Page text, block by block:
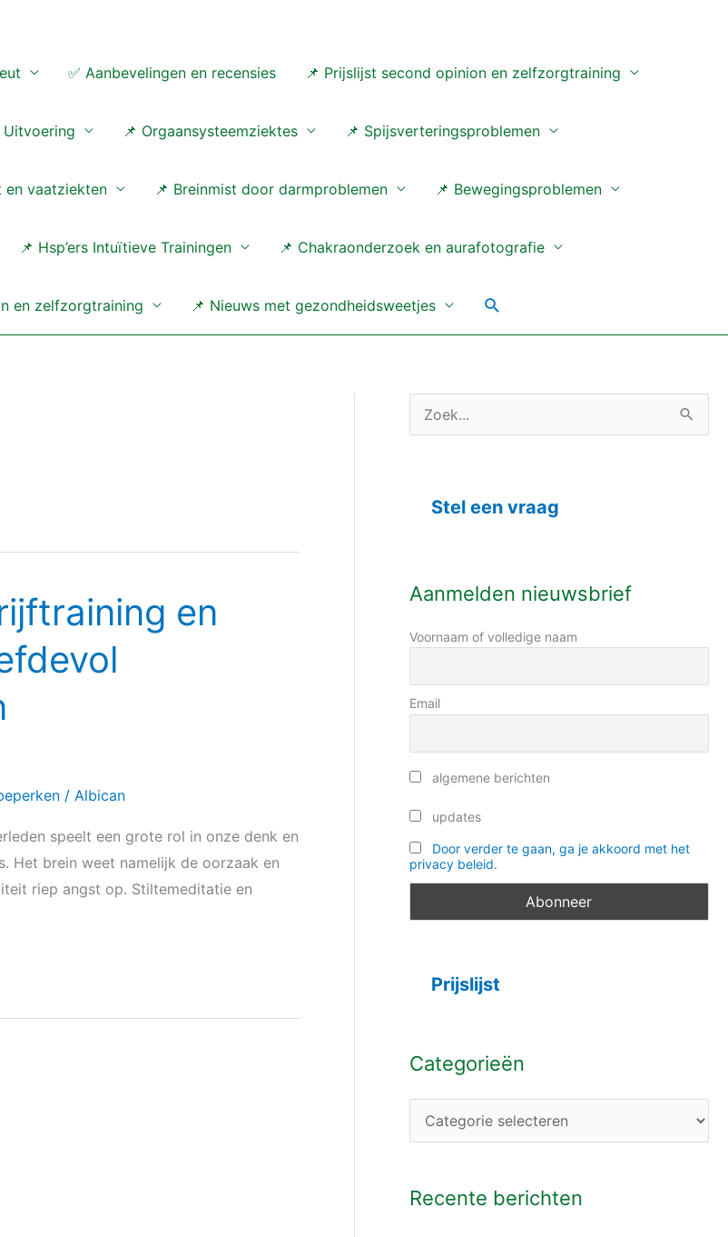
✅ Aanbevelingen en recensies 📌 Prijslijst second opinion en zelfzorgtraining
Uitvoering 📌 Orgaansysteemziektes 📌 Spijsverteringsproblemen
en vaatziekten 📌 Breinmist door darmproblemen 📌 Bewegingsproblemen
📌 Hsp’ers Intuïtieve Trainingen 📌 Chakraonderzoek en aurafotografie
en zelfzorgtraining 📌 Nieuws met gezondheidsweetjes Zoeken
en
/ Albican
speelt een grote rol in onze denk en
Het brein weet namelijk de oorzaak en
riep angst op. Stiltemeditatie en
a
:
Stel een vraag
Aanmelden nieuwsbrief
Voornaam of volledige naam
Email
algemene berichten
updates
Door verder te gaan, ga je akkoord met het
privacy beleid.
Prijslijst
Categorieën
a
e
n
Recente berichten